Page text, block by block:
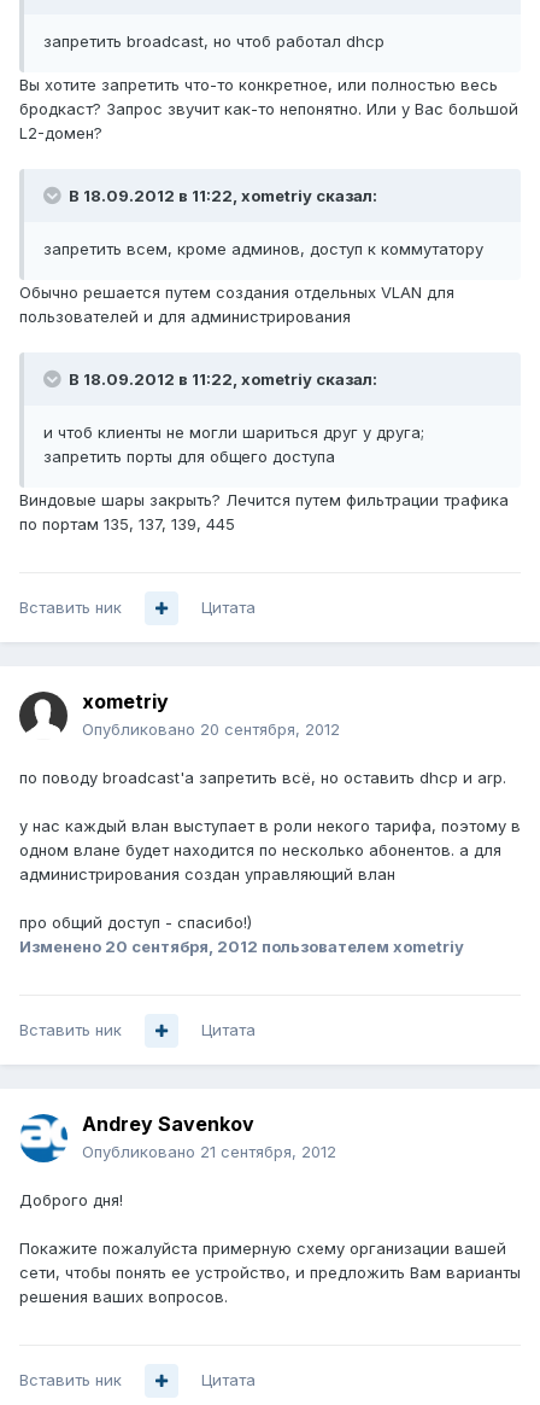
запретить broadcast, но чтоб работал dhcp
Вы хотите запретить что-то конкретное, или полностью весь
бродкаст? Запрос звучит как-то непонятно. Или у Вас большой
L2-домен?
В 18.09.2012 в 11:22, xometriy сказал:
запретить всем, кроме админов, доступ к коммутатору
Обычно решается путем создания отдельных VLAN для
пользователей и для администрирования
В 18.09.2012 в 11:22, xometriy сказал:
и чтоб клиенты не могли шариться друг у друга;
запретить порты для общего доступа
Виндовые шары закрыть? Лечится путем фильтрации трафика
по портам 135, 137, 139, 445
Вставить ник Цитата
xometriy
Опубликовано 20 сентября, 2012
по поводу broadcast'a запретить всё, но оставить dhcp и arp.
у нас каждый влан выступает в роли некого тарифа, поэтому в
одном влане будет находится по несколько абонентов. а для
администрирования создан управляющий влан
про общий доступ - спасибо!)
Изменено 20 сентября, 2012 пользователем xometriy
Вставить ник Цитата
Andrey Savenkov
Опубликовано 21 сентября, 2012
Доброго дня!
Покажите пожалуйста примерную схему организации вашей
сети, чтобы понять ее устройство, и предложить Вам варианты
решения ваших вопросов.
Вставить ник Цитата